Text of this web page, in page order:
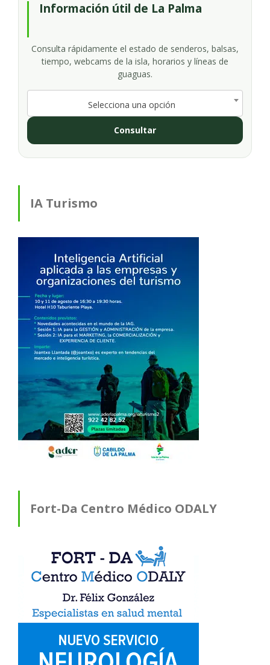
Información útil de La Palma
Consulta rápidamente el estado de senderos, balsas,
tiempo, webcams de la isla, horarios y líneas de
guaguas.
Selecciona una opción
Consultar
IA Turismo
Fort-Da Centro Médico ODALY